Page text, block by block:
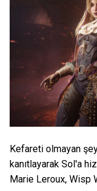
Kefareti olmayan
kanıtlayarak Sol'a
Marie Leroux, Wisp